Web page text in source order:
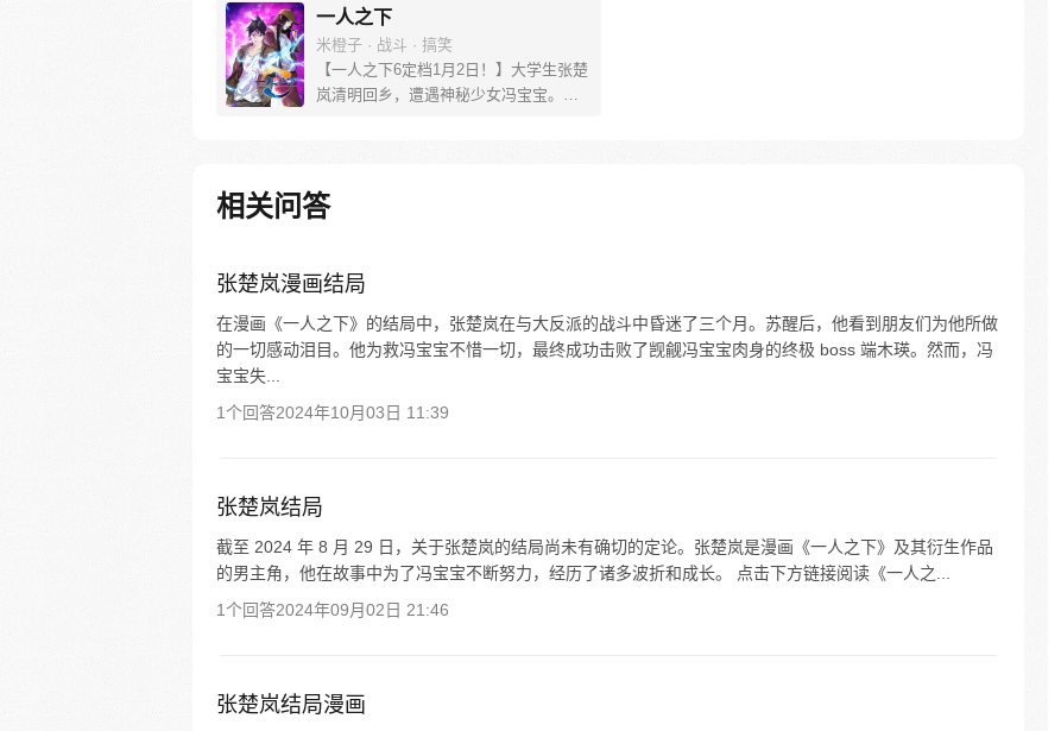
一人之下
米橙子 · 战斗 · 搞笑
【一人之下6定档1月2日！】大学生张楚
岚清明回乡，遭遇神秘少女冯宝宝。素
己与爷爷身上的秘密，张楚岚的生活被
彻底颠覆，与冯宝宝一同踏上“异人”之
相关问答
张楚岚漫画结局
在漫画《一人之下》的结局中，张楚岚在与大反派的战斗中昏迷了三个月。苏醒后，他看到朋友们为他所做
的一切感动泪目。他为救冯宝宝不惜一切，最终成功击败了觊觎冯宝宝肉身的终极 boss 端木瑛。然而，冯
宝宝失...
1个回答2024年10月03日 11:39
张楚岚结局
截至 2024 年 8 月 29 日，关于张楚岚的结局尚未有确切的定论。张楚岚是漫画《一人之下》及其衍生作品
的男主角，他在故事中为了冯宝宝不断努力，经历了诸多波折和成长。 点击下方链接阅读《一人之...
1个回答2024年09月02日 21:46
张楚岚结局漫画